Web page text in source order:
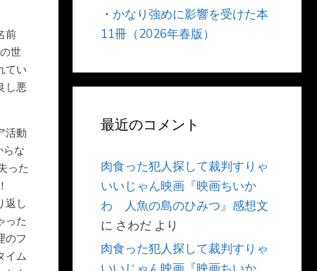
前
世
てい
し悪
活動
らな
った
返し
った
のフ
イム
・ かなり強めに影響を受けた本
11冊（2026年春版）
最近のコメント
肉食った犯人探して裁判すりゃ
いいじゃん映画『映画ちいか
わ 人魚の島のひみつ』感想文
に さわだ より
肉食った犯人探して裁判すりゃ